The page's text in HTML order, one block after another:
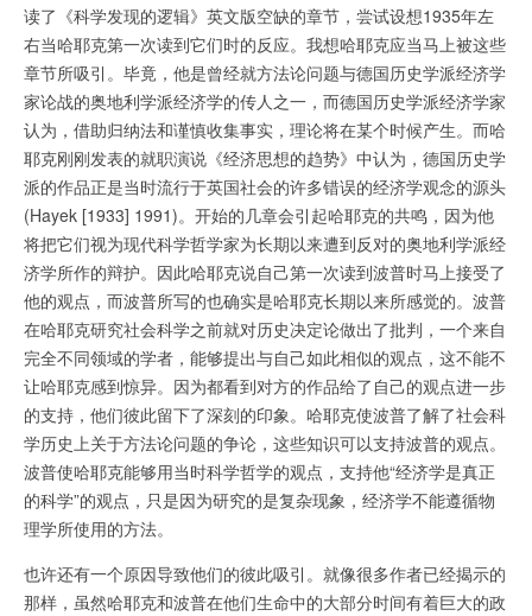
读了《科学发现的逻辑》英文版空缺的章节，尝试设想1935年左
右当哈耶克第一次读到它们时的反应。我想哈耶克应当马上被这些
章节所吸引。毕竟，他是曾经就方法论问题与德国历史学派经济学
家论战的奥地利学派经济学的传人之一，而德国历史学派经济学家
认为，借助归纳法和谨慎收集事实，理论将在某个时候产生。而哈
耶克刚刚发表的就职演说《经济思想的趋势》中认为，德国历史学
派的作品正是当时流行于英国社会的许多错误的经济学观念的源头
(Hayek [1933] 1991)。开始的几章会引起哈耶克的共鸣，因为他
将把它们视为现代科学哲学家为长期以来遭到反对的奥地利学派经
济学所作的辩护。因此哈耶克说自己第一次读到波普时马上接受了
他的观点，而波普所写的也确实是哈耶克长期以来所感觉的。波普
在哈耶克研究社会科学之前就对历史决定论做出了批判，一个来自
完全不同领域的学者，能够提出与自己如此相似的观点，这不能不
让哈耶克感到惊异。因为都看到对方的作品给了自己的观点进一步
的支持，他们彼此留下了深刻的印象。哈耶克使波普了解了社会科
学历史上关于方法论问题的争论，这些知识可以支持波普的观点。
波普使哈耶克能够用当时科学哲学的观点，支持他“经济学是真正
的科学”的观点，只是因为研究的是复杂现象，经济学不能遵循物
理学所使用的方法。
也许还有一个原因导致他们的彼此吸引。就像很多作者已经揭示的
那样，虽然哈耶克和波普在他们生命中的大部分时间有着巨大的政